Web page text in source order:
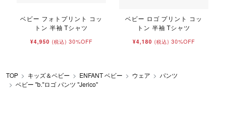
ベビー フォトプリント コッ
トン 半袖 Tシャツ
¥4,950 (税込) 30%OFF
ベビー ロゴ プリント コッ
トン 半袖 Tシャツ
¥4,180 (税込) 30%OFF
TOP キッズ＆ベビー ENFANT ベビー ウェア
パンツ
ベビー "b."ロゴ パンツ "Jerico"